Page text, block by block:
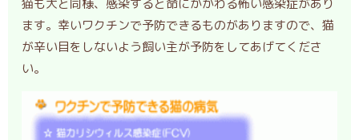
猫も犬と同様、感染すると命にかかわる怖い感染症があり
ます。幸いワクチンで予防できるものがありますので、猫
が辛い目をしないよう飼い主が予防をしてあげてくださ
い。